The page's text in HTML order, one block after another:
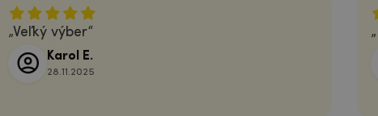
Veľký výber
Karol E.
28.11.2025